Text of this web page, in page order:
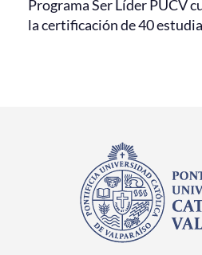
Programa Ser Líder PUCV
la certificación de 40